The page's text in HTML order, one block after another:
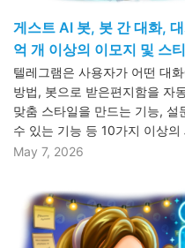
게스트 AI 봇, 봇 간 대화,
억 개 이상의 이모지 및 스
텔레그램은 사용자가 어떤 대
방법, 봇으로 받은편지함을 자
맞춤 스타일을 만드는 기능,
수 있는 기능 등 10가지 이상
May 7, 2026